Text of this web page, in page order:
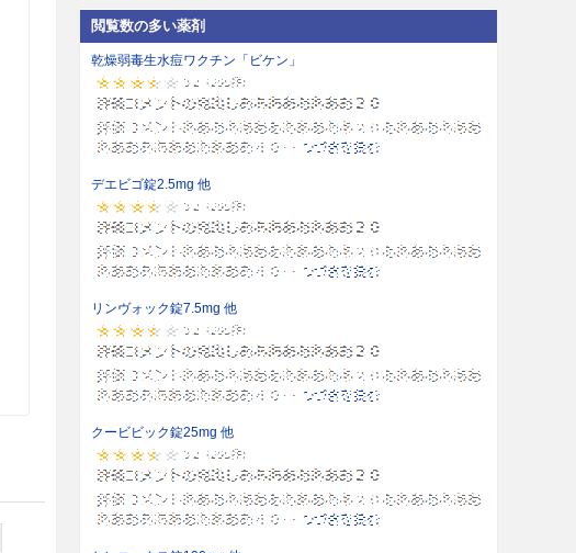
閲覧数の多い薬剤
乾燥弱毒生水痘ワクチン「ビケン」
デエビゴ錠2.5mg 他
リンヴォック錠7.5mg 他
クービビック錠25mg 他